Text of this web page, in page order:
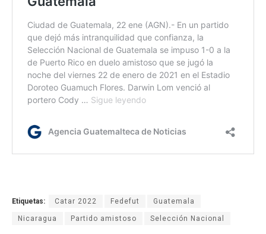
Etiquetas: Catar 2022 Fedefut Guatemala
Nicaragua Partido amistoso Selección Nacional